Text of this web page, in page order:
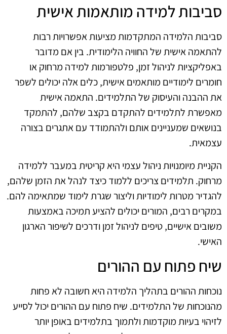
סביבות למידה מותאמות אישית
סביבות הלמידה המתקדמות מציעות אפשרויות רבות
להתאמה אישית של החוויה הלימודית. בין אם מדובר
באפליקציות לניהול זמן, פלטפורמות למידה מרחוק או
חומרים לימודיים מותאמים אישית, כלים אלה יכולים לשפר
את ההבנה והעיסוק של התלמידים. התאמה אישית
מאפשרת לתלמידים להתקדם בקצב שלהם, להתמקד
בנושאים שמעניינים אותם ולהתמודד עם אתגרים בצורה
עצמאית.
הקניית מיומנויות ניהול עצמי היא קריטית במעבר ללמידה
מרחוק. תלמידים צריכים ללמוד כיצד לנהל את הזמן שלהם,
להגדיר מטרות לימודיות וליצור שגרת לימוד שמתאימה להם.
במקרים רבים, המורים יכולים להציע תמיכה באמצעות
משובים אישיים, טיפים לניהול זמן ודרכים לשיפור הארגון
האישי.
שיח פתוח עם ההורים
נוכחות ההורים בתהליך הלמידה היא חשובה לא פחות
מהנוכחות של התלמידים. שיח פתוח עם ההורים יכול לסייע
לזיהוי בעיות מוקדמות ולתמוך בתלמידים באופן יותר